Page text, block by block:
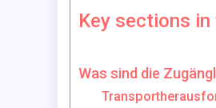
Key sections
Was sind die